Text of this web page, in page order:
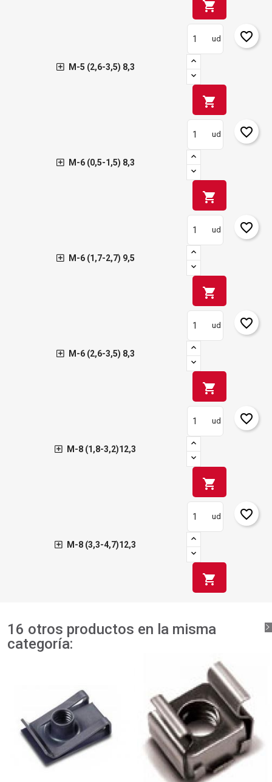
shopping_cart
M-5 (2,6-3,5) 8,3
ud
shopping_cart
favorite_border
M-6 (0,5-1,5) 8,3
ud
shopping_cart
favorite_border
M-6 (1,7-2,7) 9,5
ud
shopping_cart
favorite_border
M-6 (2,6-3,5) 8,3
ud
shopping_cart
favorite_border
M-8 (1,8-3,2)12,3
ud
shopping_cart
favorite_border
M-8 (3,3-4,7)12,3
ud
shopping_cart
favorite_border
16 otros productos en la misma
categoría: